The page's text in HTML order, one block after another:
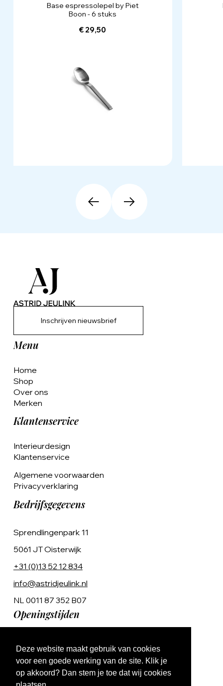
Deze website maakt gebruik van cookies
voor een goede werking van de site. Klik je
op akkoord? Dan stem je toe dat wij cookies
Base espressolepel by Piet
Boon - 6 stuks
€ 29,50
Inschrijven nieuwsbrief
Menu
Home
Shop
Over ons
Merken
Klantenservice
Interieurdesign
Klantenservice
Algemene voorwaarden
Privacyverklaring
Bedrijfsgegevens
Sprendlingenpark 11
5061 JT Oisterwijk
+31 (0)13 52 12 834
info@astridjeulink.nl
NL 0011 87 352 B07
Openingstijden
Ma t/m Vr 9:00 - 17:00